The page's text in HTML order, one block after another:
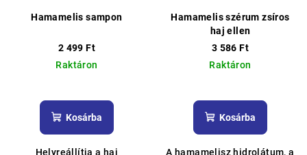
Hamamelis sampon
2 499 Ft
Raktáron
Kosárba
Helyreállítja a haj
Hamamelis szérum zsíros
haj ellen
3 586 Ft
Raktáron
Kosárba
A hamamelisz hidrolátum, a